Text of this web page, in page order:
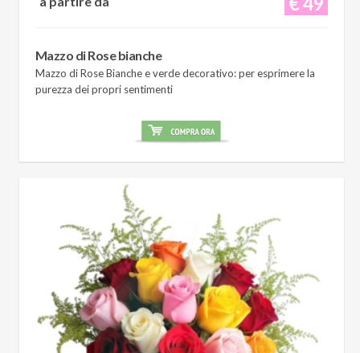
Mazzo di Rose bianche
Mazzo di Rose Bianche e verde decorativo: per esprimere la
purezza dei propri sentimenti